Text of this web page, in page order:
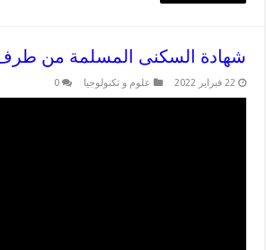
شهادة السكنى المسلمة من
22 فبراير 2022 علوم و تكنولوجيا 0